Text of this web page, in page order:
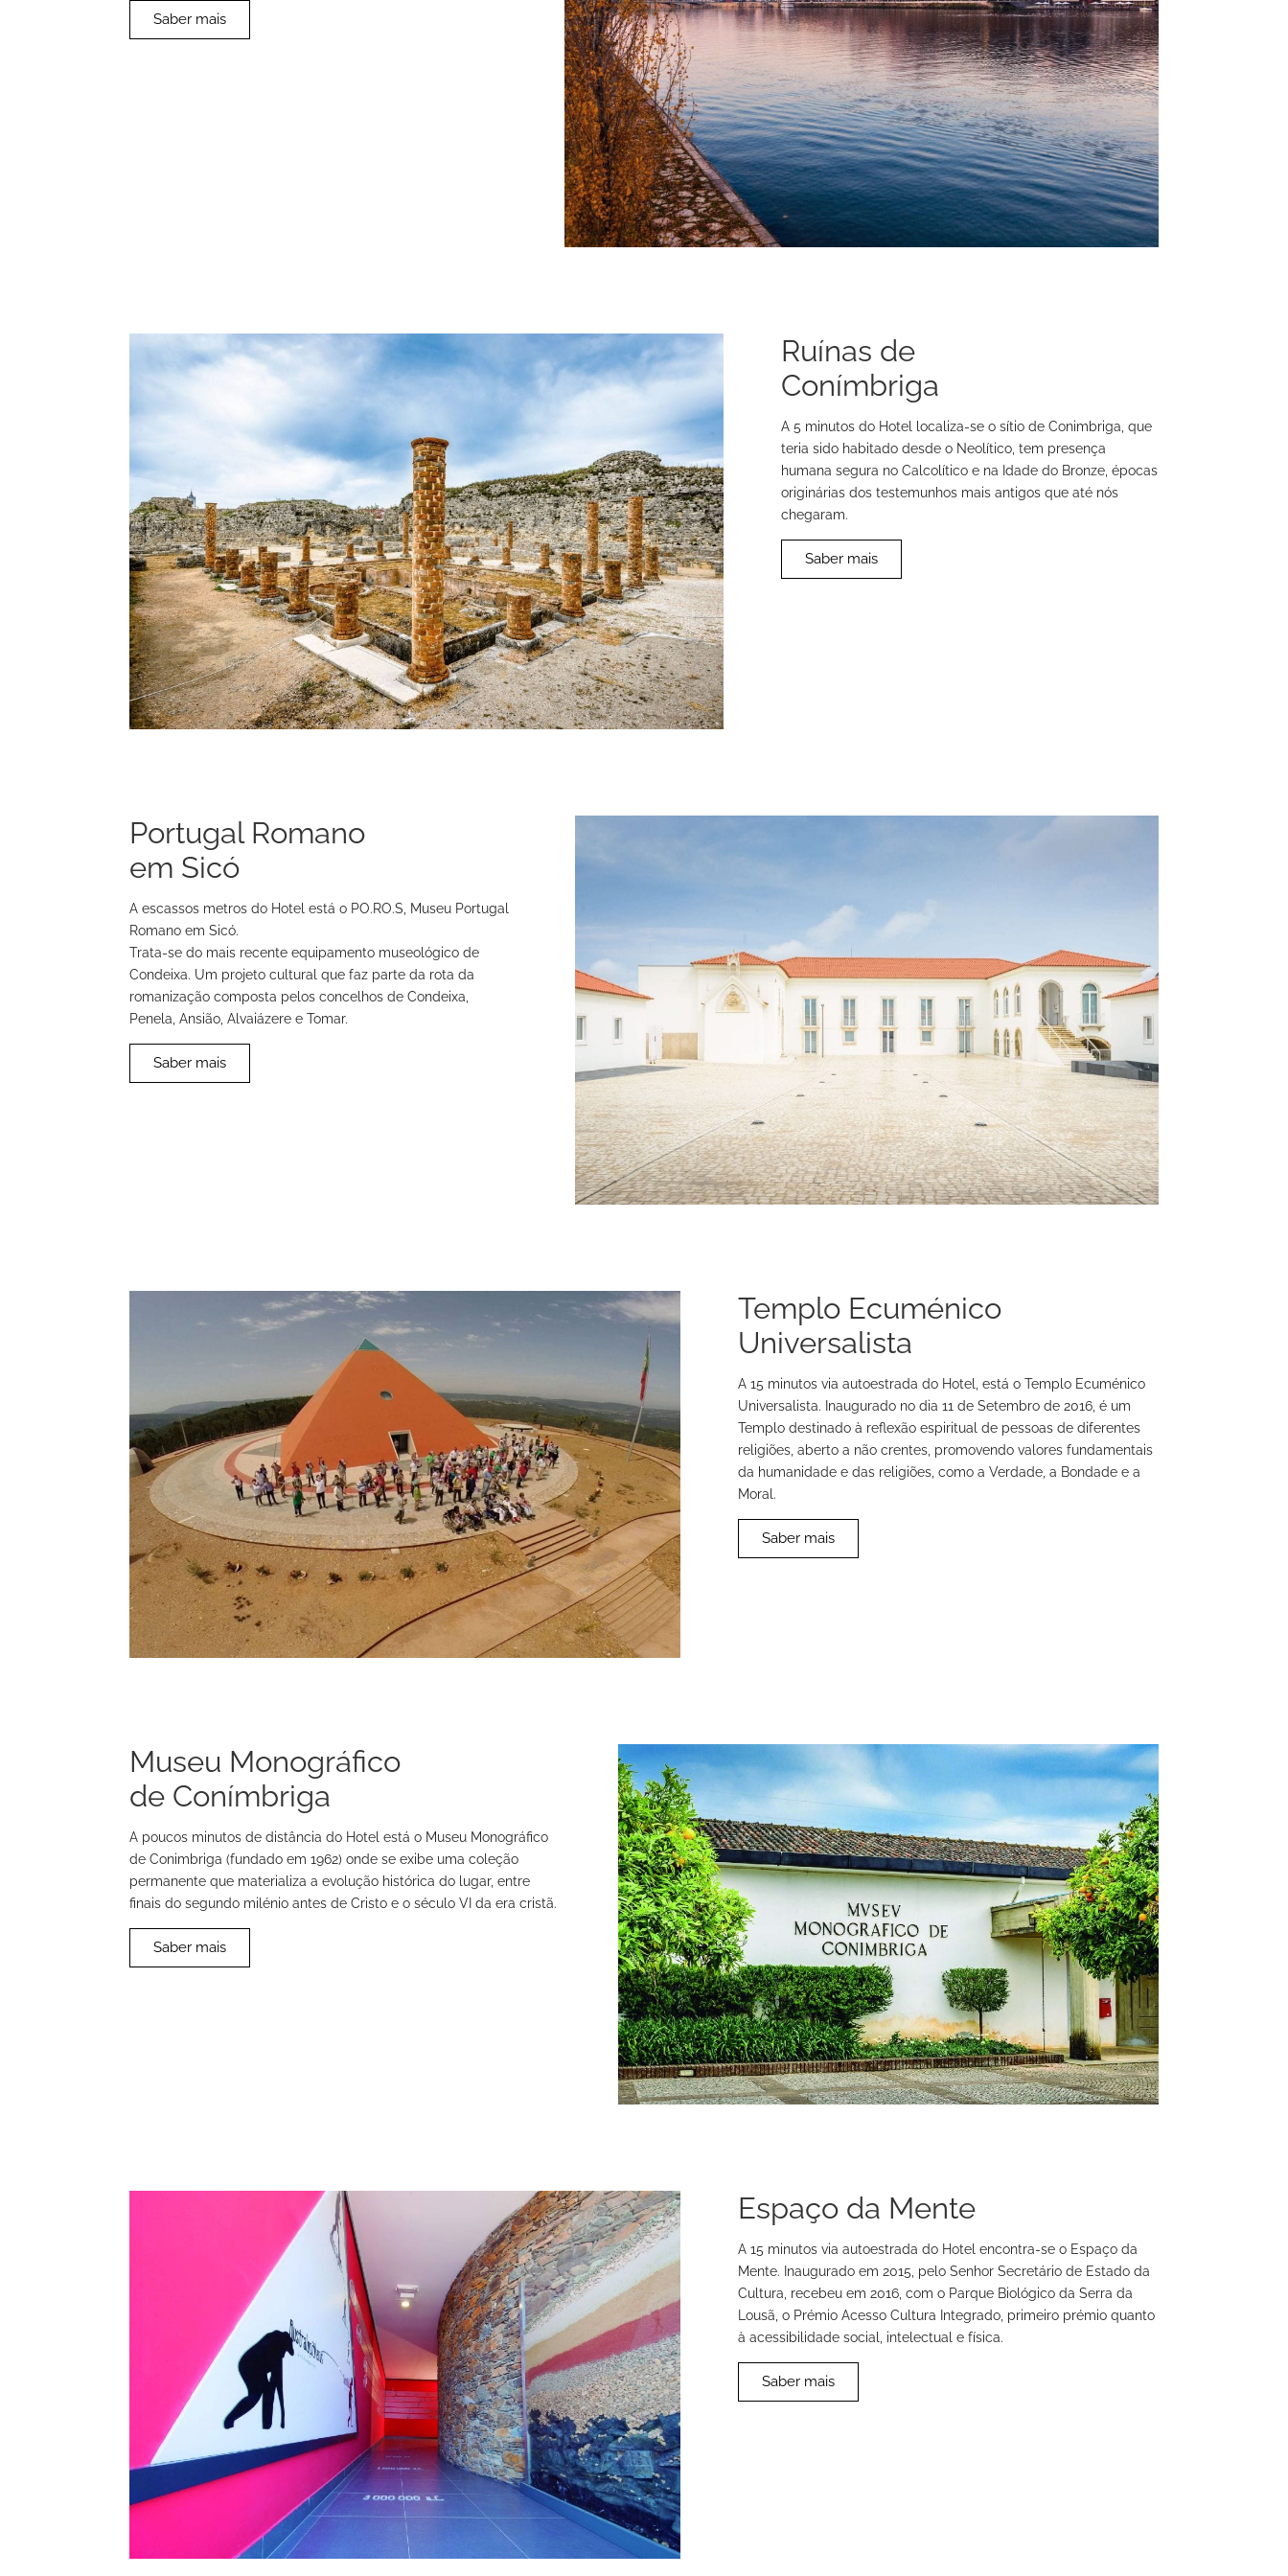
Saber mais
Ruínas de
Conímbriga
A 5 minutos do Hotel localiza-se o sítio de Conimbriga, que
teria sido habitado desde o Neolítico, tem presença
humana segura no Calcolítico e na Idade do Bronze, épocas
originárias dos testemunhos mais antigos que até nós
chegaram.
Saber mais
Portugal Romano
em Sicó
A escassos metros do Hotel está o PO.RO.S, Museu Portugal
Romano em Sicó.
Trata-se do mais recente equipamento museológico de
Condeixa. Um projeto cultural que faz parte da rota da
romanização composta pelos concelhos de Condeixa,
Penela, Ansião, Alvaiázere e Tomar.
Saber mais
Templo Ecuménico
Universalista
A 15 minutos via autoestrada do Hotel, está o Templo Ecuménico
Universalista. Inaugurado no dia 11 de Setembro de 2016, é um
Templo destinado à reflexão espiritual de pessoas de diferentes
religiões, aberto a não crentes, promovendo valores fundamentais
da humanidade e das religiões, como a Verdade, a Bondade e a
Moral.
Saber mais
Museu Monográfico
de Conímbriga
A poucos minutos de distância do Hotel está o Museu Monográfico
de Conimbriga (fundado em 1962) onde se exibe uma coleção
permanente que materializa a evolução histórica do lugar, entre
finais do segundo milénio antes de Cristo e o século VI da era cristã.
Saber mais
Espaço da Mente
A 15 minutos via autoestrada do Hotel encontra-se o Espaço da
Mente. Inaugurado em 2015, pelo Senhor Secretário de Estado da
Cultura, recebeu em 2016, com o Parque Biológico da Serra da
Lousã, o Prémio Acesso Cultura Integrado, primeiro prémio quanto
à acessibilidade social, intelectual e física.
Saber mais